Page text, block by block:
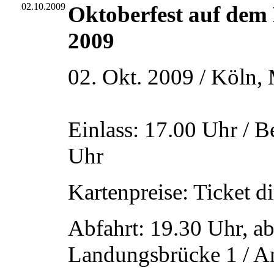
02.10.2009 Oktoberfest auf
2009
02. Okt. 2009 / Köln,
Einlass: 17.00 Uhr /
Uhr
Kartenpreise: Ticket
Abfahrt: 19.30 Uhr,
Landungsbrücke 1 /